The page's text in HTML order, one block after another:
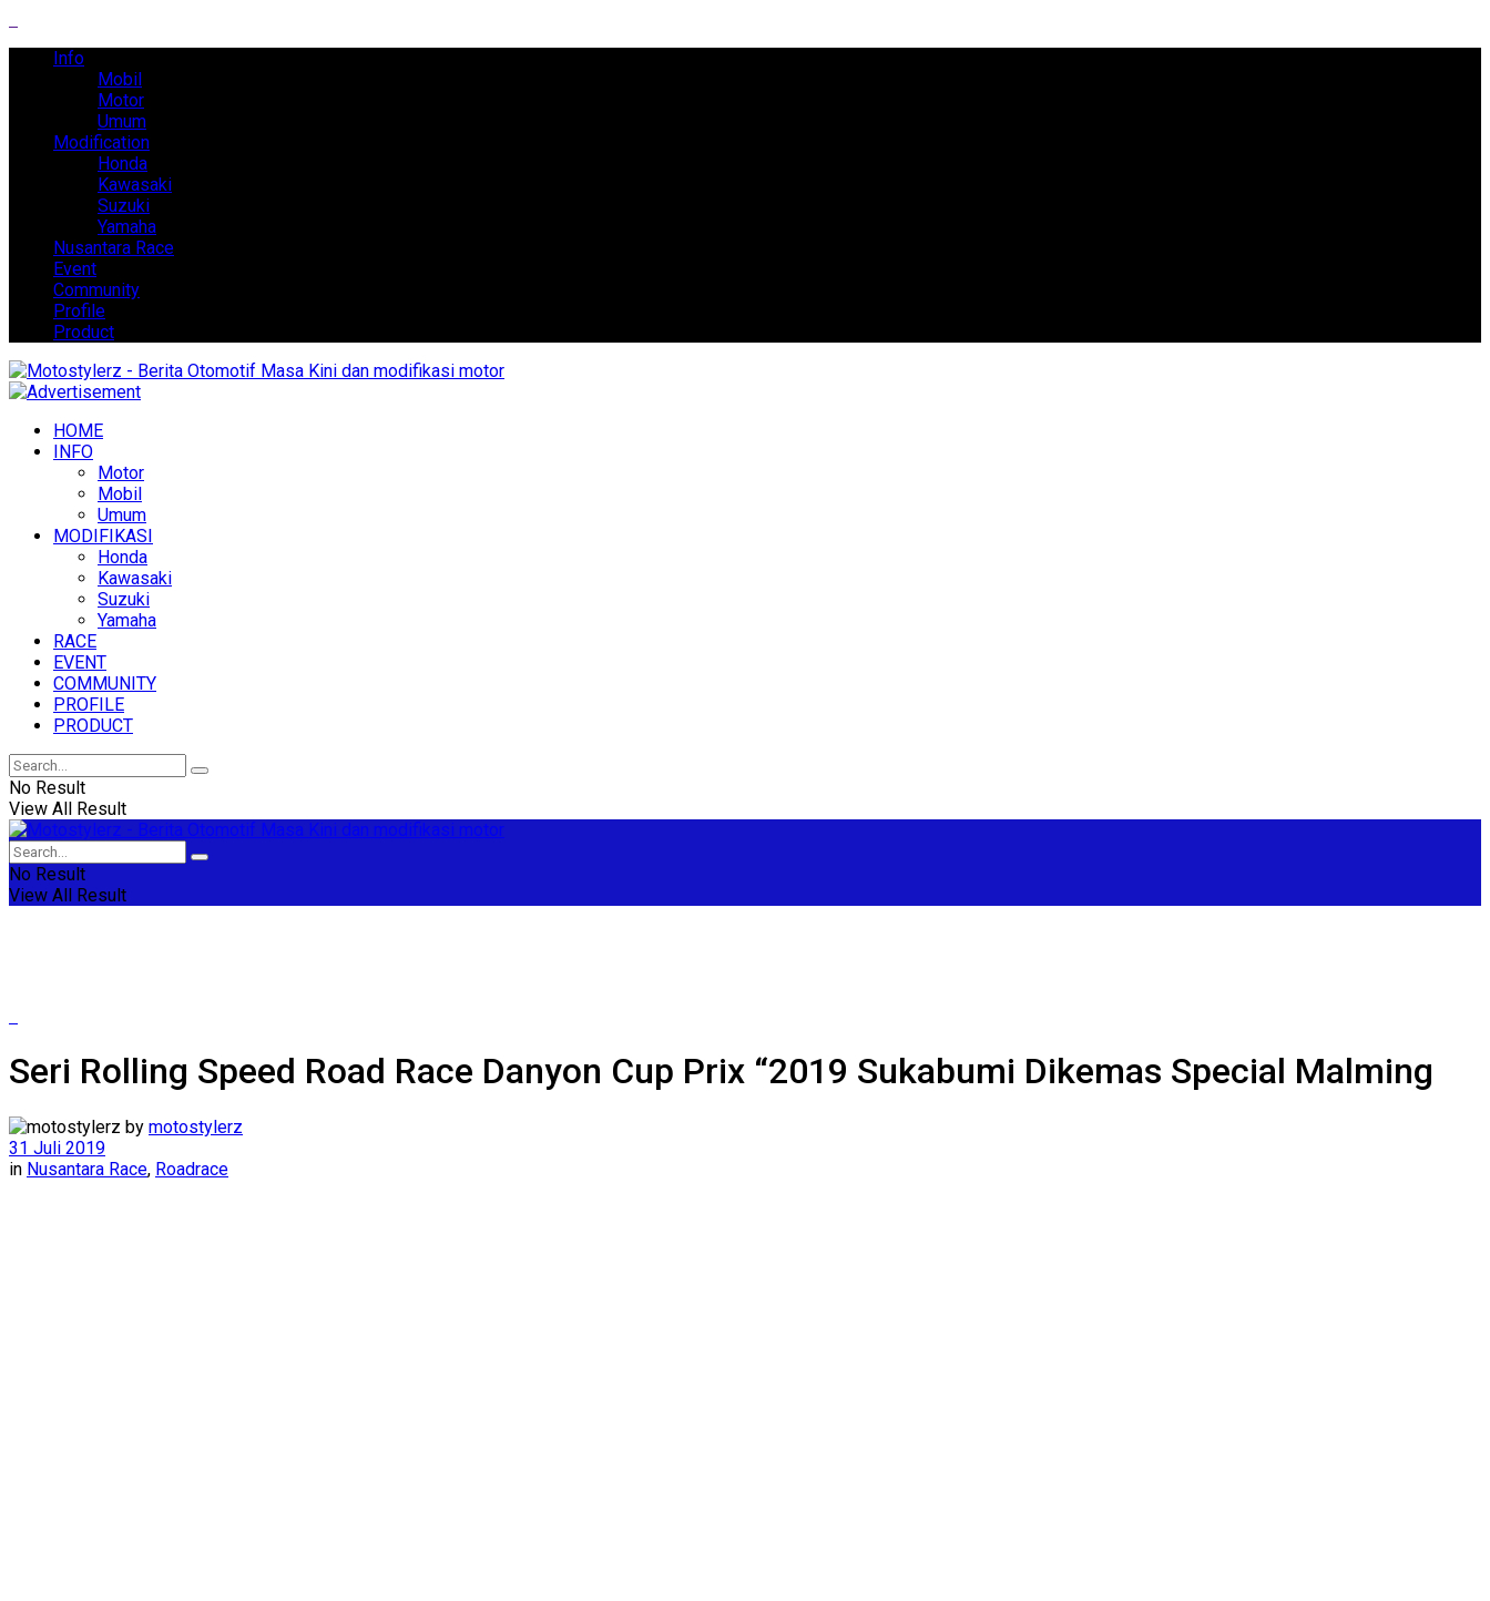
Info
Mobil
Motor
Umum
Modification
Honda
Kawasaki
Suzuki
Yamaha
Nusantara Race
Event
Community
Profile
Product
HOME
INFO
Motor
Mobil
Umum
MODIFIKASI
Honda
Kawasaki
Suzuki
Yamaha
RACE
EVENT
COMMUNITY
PROFILE
PRODUCT
No Result
View All Result
No Result
View All Result
Seri Rolling Speed Road Race Danyon Cup Prix “2019 Sukabumi Dikemas Special Malming
by motostylerz
31 Juli 2019
in Nusantara Race, Roadrace